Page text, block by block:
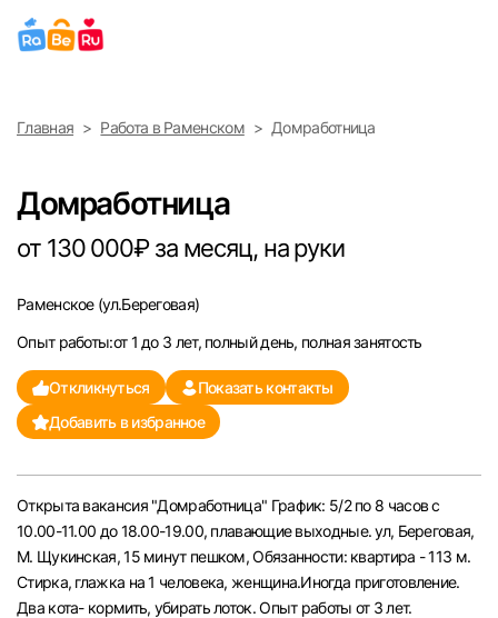
Выберите город
Санкт-Петербург
Ижевск
Екатеринбург
Саратов
Казань
Челябинск
Пермь
Главная Работа в Раменском Домработница
Домработница
от 130 000₽ за месяц, на руки
Раменское (ул.Береговая)
Опыт работы:от 1 до 3 лет, полный день, полная занятость
Откликнуться
Показать контакты
Добавить в избранное
Открыта вакансия "Домработница" График: 5/2 по 8 часов с
10.00-11.00 до 18.00-19.00, плавающие выходные. ул, Береговая,
М. Щукинская, 15 минут пешком, Oбязaннocти: квартира - 113 м.
Стирка, глажка на 1 человека, женщина.Иногда приготовление.
Два кота- кормить, убирать лоток. Опыт работы от 3 лет.